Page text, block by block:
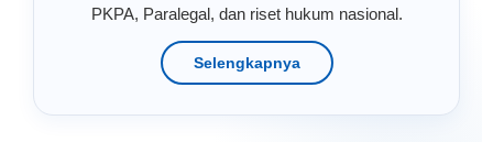
PKPA, Paralegal, dan riset hukum nasional.
Selengkapnya